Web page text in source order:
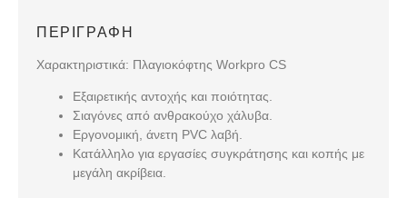
ΠΕΡΙΓΡΑΦΉ
Χαρακτηριστικά: Πλαγιοκόφτης Workpro CS
Εξαιρετικής αντοχής και ποιότητας.
Σιαγόνες από ανθρακούχο χάλυβα.
Εργονομική, άνετη PVC λαβή.
Κατάλληλο για εργασίες συγκράτησης και κοπής με
μεγάλη ακρίβεια.